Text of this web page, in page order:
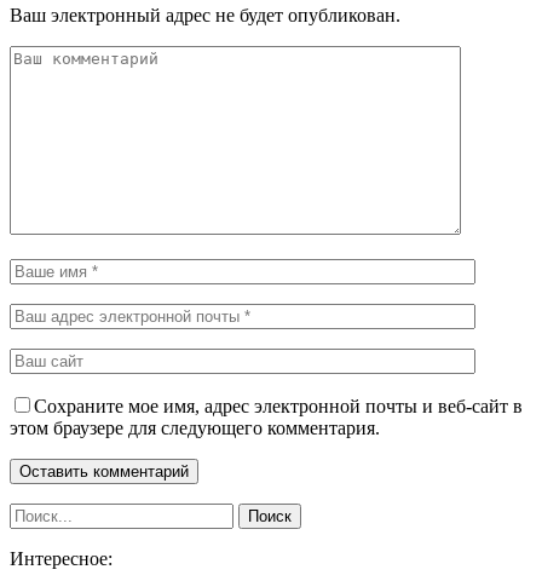
Ваш электронный адрес не будет опубликован.
Сохраните мое имя, адрес электронной почты и веб-сайт в
этом браузере для следующего комментария.
Интересное: